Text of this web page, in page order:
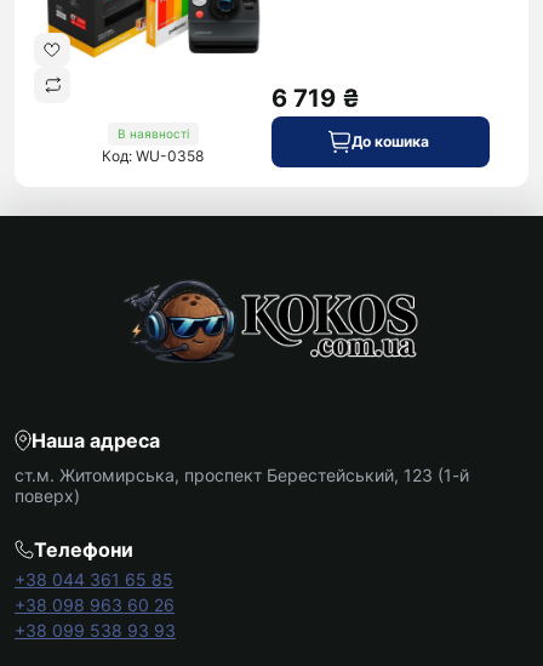
В наявності
Код: WU-0358
6 719 ₴
До кошика
Наша адреса
ст.м. Житомирська, проспект Берестейський, 123 (1-й
поверх)
Телефони
+38 044 361 65 85
+38 098 963 60 26
+38 099 538 93 93